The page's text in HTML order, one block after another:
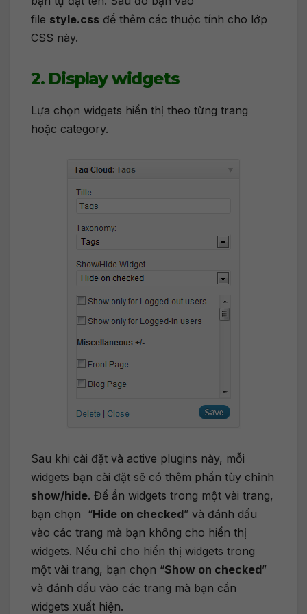
file style.css để thêm các thuộc tính cho lớp
CSS này.
2. Display widgets
Lựa chọn widgets hiển thị theo từng trang
hoặc category.
Sau khi cài đặt và active plugins này, mỗi
widgets bạn cài đặt sẽ có thêm phần tùy chỉnh
show/hide. Để ẩn widgets trong một vài trang,
bạn chọn “Hide on checked” và đánh dấu
vào các trang mà bạn không cho hiển thị
widgets. Nếu chỉ cho hiển thị widgets trong
một vài trang, bạn chọn “Show on checked”
và đánh dấu vào các trang mà bạn cần
widgets xuất hiện.